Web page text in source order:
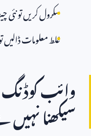
سکرول کریں تو نئی
غلط معلومات ڈالیں
وائب
سیکھنا